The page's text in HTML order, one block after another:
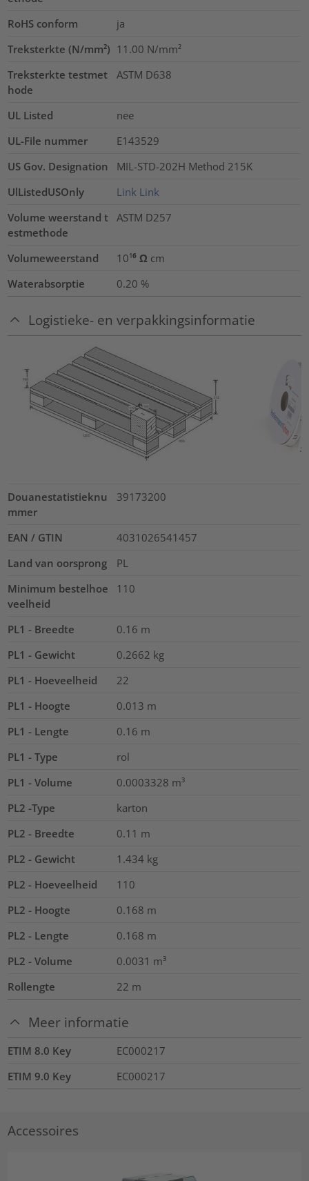
RoHS conform
ja
Treksterkte (N/mm²) 11.00 N/mm²
Treksterkte testmet
hode
ASTM D638
UL Listed
nee
UL-File nummer
E143529
US Gov. Designation
MIL-STD-202H Method 215K
UlListedUSOnly
Link Link
Volume weerstand t
estmethode
ASTM D257
Volumeweerstand
10¹⁶ Ω cm
Waterabsorptie
0.20 %
Logistieke- en verpakkingsinformatie
Douanestatistieknu
mmer
39173200
EAN / GTIN
4031026541457
Land van oorsprong
PL
Minimum bestelhoe
veelheid
110
PL1 - Breedte 0.16 m
PL1 - Gewicht
0.2662 kg
PL1 - Hoeveelheid
22
PL1 - Hoogte
0.013 m
PL1 - Lengte
0.16 m
PL1 - Type
rol
PL1 - Volume
0.0003328 m³
PL2 -Type
karton
PL2 - Breedte
0.11 m
PL2 - Gewicht
1.434 kg
PL2 - Hoeveelheid
110
PL2 - Hoogte
0.168 m
PL2 - Lengte
0.168 m
PL2 - Volume
0.0031 m³
Rollengte
22 m
Meer informatie
ETIM 8.0 Key
EC000217
ETIM 9.0 Key
EC000217
Accessoires